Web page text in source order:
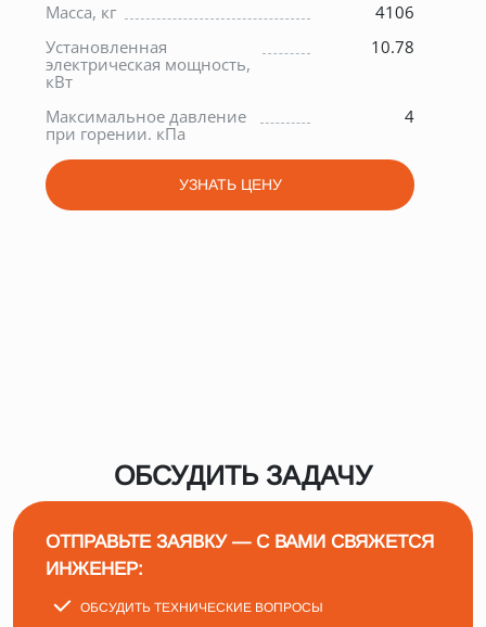
Масса, кг
4106
Установленная
электрическая мощность,
кВт
10.78
Максимальное давление
при горении. кПа
4
УЗНАТЬ ЦЕНУ
ОБСУДИТЬ ЗАДАЧУ
ОТПРАВЬТЕ ЗАЯВКУ — С ВАМИ СВЯЖЕТСЯ
ИНЖЕНЕР:
ОБСУДИТЬ ТЕХНИЧЕСКИЕ ВОПРОСЫ